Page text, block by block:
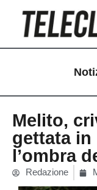
contenuto
Melito,
gettata in
l’ombra
Redazione